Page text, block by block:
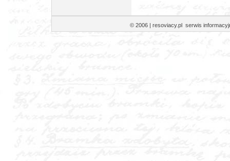
© 2006 | resoviacy.pl serwis